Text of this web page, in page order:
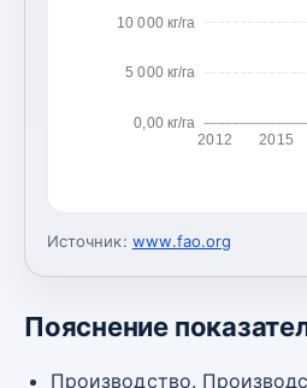
0,00 кг/га
5 000 кг/га
10 000 кг/га
2012 2015
Источник: www.fao.org
Пояснение
Производство.